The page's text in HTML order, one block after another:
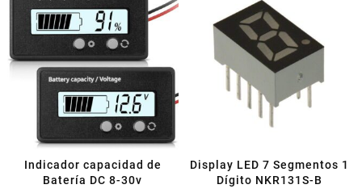
Indicador capacidad de
Batería DC 8-30v
Display LED 7 Segmentos 1
Dígito NKR131S-B